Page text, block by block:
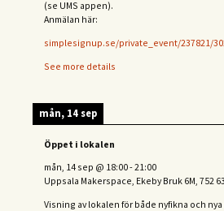
(se UMS appen).
Anmälan här:
simplesignup.se/private_event/237821/
See more details
mån, 14 sep
Öppet i lokalen
mån, 14 sep @ 18:00-21:00
Uppsala Makerspace, Ekeby Bruk 6M, 752
Visning av lokalen för både nyfikna och nya